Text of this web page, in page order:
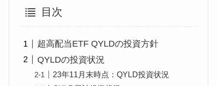
目次
超高配当ETF QYLDの投資方針
QYLDの投資状況
23年11月末時点：QYLD投資状況